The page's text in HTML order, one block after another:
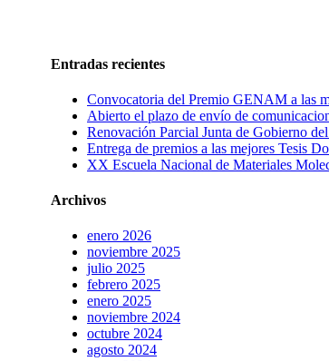
Entradas recientes
Convocatoria del Premio GENAM a las
Abierto el plazo de envío de
Renovación Parcial Junta de Gobierno
Entrega de premios a las mejores Tesis
XX Escuela Nacional de Materiales
Archivos
enero 2026
noviembre 2025
julio 2025
febrero 2025
enero 2025
noviembre 2024
octubre 2024
agosto 2024